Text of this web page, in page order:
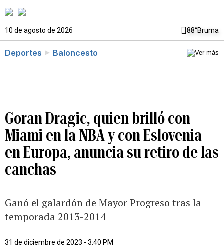
10 de agosto de 2026 88°Bruma
Deportes Baloncesto
Goran Dragic, quien brilló con
Miami en la NBA y con Eslovenia
en Europa, anuncia su retiro de las
canchas
Ganó el galardón de Mayor Progreso tras la
temporada 2013-2014
31 de diciembre de 2023 - 3:40 PM